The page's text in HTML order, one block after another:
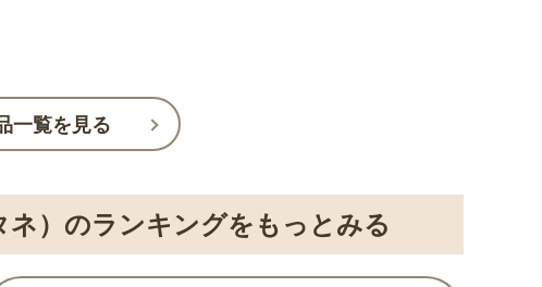
一覧を見る
）のランキングをもっとみる